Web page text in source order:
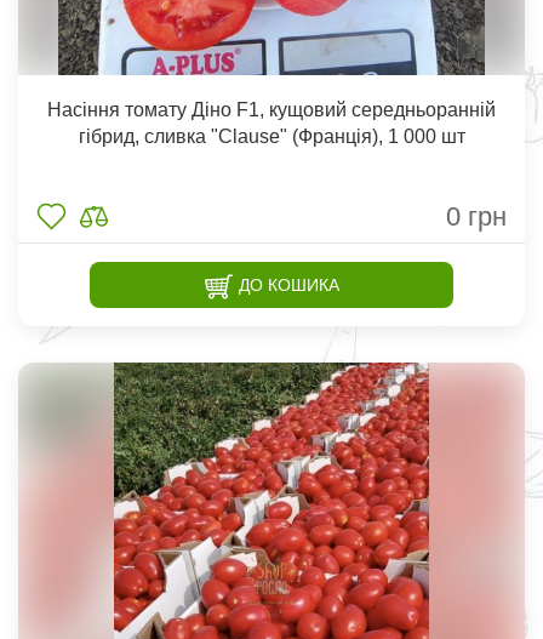
Насіння томату Діно F1, кущовий середньоранній
гібрид, сливка "Clause" (Франція), 1 000 шт
0 грн
ДО КОШИКА